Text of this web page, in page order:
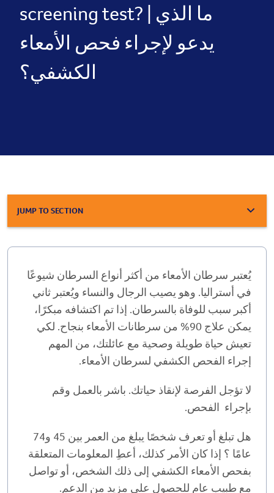
screening test? | ما الذي
يدعو لإجراء فحص الأمعاء
الكشفي؟
JUMP TO SECTION
يُعتبر سرطان الأمعاء من أكثر أنواع السرطان شيوعًا
في أستراليا. وهو يصيب الرجال والنساء ويُعتبر ثاني
أكبر سبب للوفاة بالسرطان. إذا تم اكتشافه مبكرًا،
يمكن علاج 90% من سرطانات الأمعاء بنجاح. لكي
تعيش حياة طويلة وصحية مع عائلتك، من المهم
إجراء الفحص الكشفي لسرطان الأمعاء.
لا تؤجل الفرصة لإنقاذ حياتك. باشر بالعمل وقم
بإجراء الفحص.
هل تبلغ أو تعرف شخصًا يبلغ من العمر بين 45 و74
عامًا ؟ إذا كان الأمر كذلك، أعطِ المعلومات المتعلقة
بفحص الأمعاء الكشفي إلى ذلك الشخص، أو تواصل
مع طبيب عام للحصول على مزيد من الدعم.